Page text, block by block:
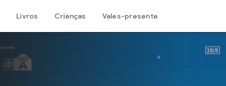
Livros Crianças Vales-presente